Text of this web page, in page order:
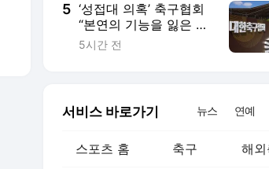
5 ‘성접대 의혹’ 축구협회
“본연의 기능을 잃은 참
담한 상황…쇄신 기회로
5시간 전
서비스 바로가기 뉴스 연예
스포츠 홈 축구 해